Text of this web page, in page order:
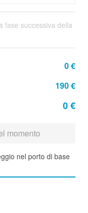
fase successiva della
0 €
190 €
0 €
momento
nel porto di base